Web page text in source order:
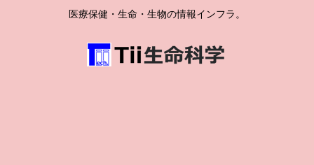
医療保健・生命・生物の情報インフラ。